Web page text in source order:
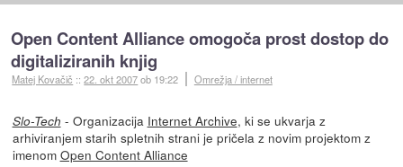
Open Content Alliance omogoča prost dostop do
digitaliziranih knjig
Matej Kovačič ::22. okt 2007ob 19:22 Omrežja / internet
Slo-Tech - Organizacija Internet Archive, ki se ukvarja z
arhiviranjem starih spletnih strani je pričela z novim projektom z
imenom Open Content Alliance